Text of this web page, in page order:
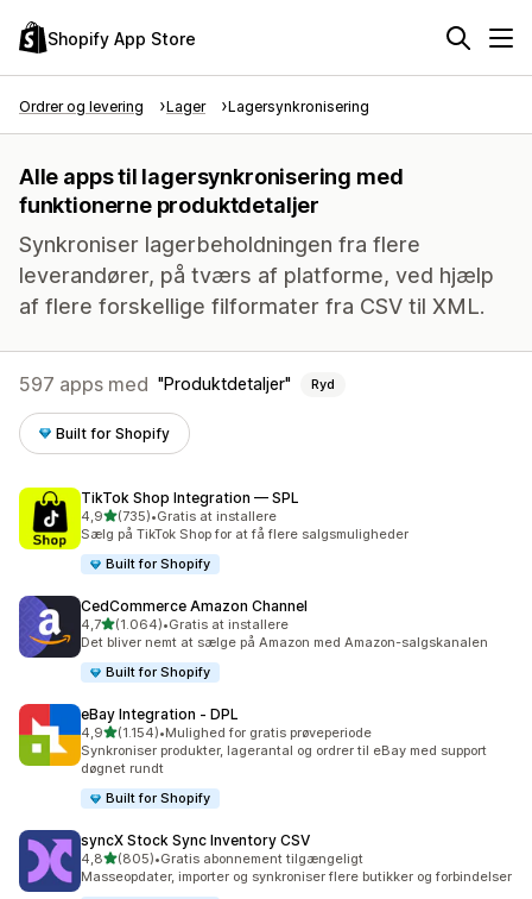
Shopify App Store
Ordrer og levering Lager Lagersynkronisering
Alle apps til lagersynkronisering med
funktionerne produktdetaljer
Synkroniser lagerbeholdningen fra flere
leverandører, på tværs af platforme, ved hjælp
af flere forskellige filformater fra CSV til XML.
597 apps med Produktdetaljer Ryd
Built for Shopify
TikTok Shop Integration — SPL
4,9ud af 5 stjerner
(735)
735 anmeldelser i alt
•Gratis at installere
Sælg på TikTok Shop for at få flere salgsmuligheder
Built for Shopify
CedCommerce Amazon Channel
4,7ud af 5 stjerner
(1.064)
1064 anmeldelser i alt
•Gratis at installere
Det bliver nemt at sælge på Amazon med Amazon-salgskanalen
Built for Shopify
eBay Integration ‑ DPL
4,9ud af 5 stjerner
(1.154)
1154 anmeldelser i alt
•Mulighed for gratis prøveperiode
Synkroniser produkter, lagerantal og ordrer til eBay med support
døgnet rundt
Built for Shopify
syncX Stock Sync Inventory CSV
4,8ud af 5 stjerner
(805)
805 anmeldelser i alt
•Gratis abonnement tilgængeligt
Masseopdater, importer og synkroniser flere butikker og forbindelser